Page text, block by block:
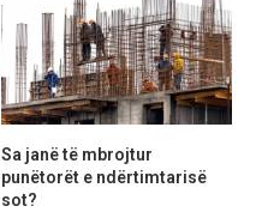
Sa janë të mbrojtur
punëtorët e ndërtimtarisë
sot?